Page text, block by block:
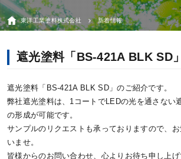
東洋工業塗料株式会社 新着情報
遮光塗料「BS-421A BLK SD
遮光塗料「BS-421A BLK SD」のご紹介です。
弊社遮光塗料は、1コートでLEDの光を通さない
の形成が可能です。
サンプルのリクエストも承っておりますので、
いませ。
皆様からのお問い合わせ、心よりお待ち申し上げ